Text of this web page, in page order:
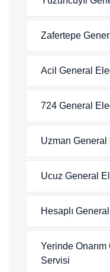
Zafertepe
Acil General
724 General
Uzman
Ucuz General
Hesaplı
Yerinde
Servisi